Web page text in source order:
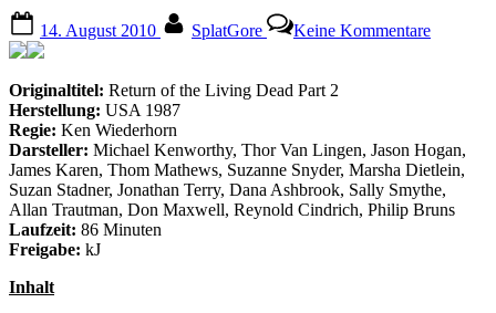
on
14. August 2010 SplatGore Keine KommentareReturn
Originaltitel: Return of the Living Dead Part 2
Herstellung: USA 1987
Regie: Ken Wiederhorn
Darsteller: Michael Kenworthy, Thor Van Lingen, Jason Hogan,
James Karen, Thom Mathews, Suzanne Snyder, Marsha Dietlein,
Suzan Stadner, Jonathan Terry, Dana Ashbrook, Sally Smythe,
Allan Trautman, Don Maxwell, Reynold Cindrich, Philip Bruns
Laufzeit: 86 Minuten
Freigabe: kJ
Inhalt